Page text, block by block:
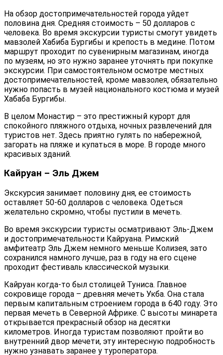
На обзор достопримечательностей города уйдет
половина дня. Средняя стоимость – 50 долларов с
человека. Во время экскурсии туристы смогут увидеть
мавзолей Хабиба Бургибы и крепость в медине. Потом
маршрут проходит по сувенирным магазинам, иногда
по музеям, но это нужно заранее уточнять при покупке
экскурсии. При самостоятельном осмотре местных
достопримечательностей, кроме мавзолея, обязательно
нужно попасть в музей национального костюма и музей
Хабаба Бургибы.
В целом Монастир – это престижный курорт для
спокойного пляжного отдыха, ночных развлечений для
туристов нет. Здесь приятно гулять по набережной,
загорать на пляже и купаться в море. В городе много
красивых зданий.
Кайруан – Эль Джем
Экскурсия занимает половину дня, ее стоимость
оставляет 50-60 долларов с человека. Одеться
желательно скромно, чтобы пустили в мечеть.
Во время экскурсии туристы осматривают Эль-Джем
и достопримечательности Кайруана. Римский
амфитеатр Эль Джем немного меньше Колизея, зато
сохранился намного лучше, раз в году на его сцене
проходит фестиваль классической музыки.
Кайруан когда-то был столицей Туниса. Главное
сокровище города – древняя мечеть Укба. Она стала
первым капитальным строением города в 640 году. Это
первая мечеть в Северной Африке. С высоты минарета
открывается прекрасный обзор на десятки
километров. Иногда туристам позволяют пройти во
внутренний двор мечети, эту интересную подробность
нужно узнавать заранее у туроператора.